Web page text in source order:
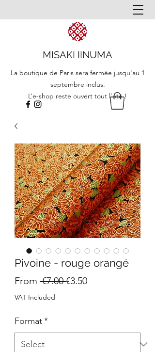
MISAKI IINUMA
La boutique de Paris sera fermée jusqu'au 1
septembre inclus.
L’e-shop reste ouvert tout l’été !
Pivoine - rouge orangé
From €7.00 Regular
€3.50Sale
VAT Included
Format*